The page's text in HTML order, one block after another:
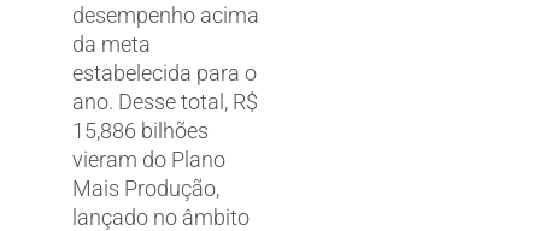
desempenho acima
da meta
estabelecida para o
ano. Desse total, R$
15,886 bilhões
vieram do Plano
Mais Produção,
lançado no âmbito